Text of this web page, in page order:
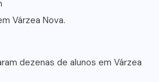
Várzea Nova.
dezenas de alunos em Várzea